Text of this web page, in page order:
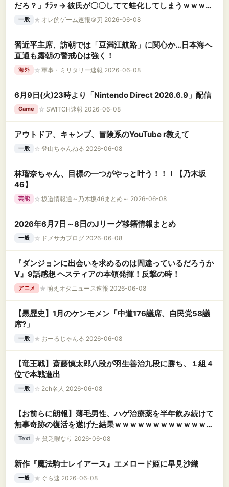
だろ？」ﾁﾗｯ → 彼氏が〇〇してて蛙化してしまうｗｗｗｗ
ｗ
一般 ★ オレ的ゲーム速報＠刃 2026-06-08
習近平主席、訪朝では「豆満江航路」に関心か…日本海へ
直通も露朝の警戒心は強く！
海外 ☆ 軍事・ミリタリー速報 2026-06-08
6月9日(火)23時より「Nintendo Direct 2026.6.9」配信
Game ☆ SWITCH速報 2026-06-08
アウトドア、キャンプ、冒険系のYouTube r教えて
一般 ☆ 登山ちゃんねる 2026-06-08
林瑠奈ちゃん、目標の一つがやっと叶う！！！【乃木坂
46】
芸能 ☆ 坂道情報通～乃木坂46まとめ～ 2026-06-08
2026年6月7日～8日のJリーグ移籍情報まとめ
一般 ☆ ドメサカブログ 2026-06-08
『ダンジョンに出会いを求めるのは間違っているだろうか
Ⅴ』9話感想 ヘスティアの本領発揮！反撃の時！
アニメ ★ 萌えオタニュース速報 2026-06-08
【黒歴史】1月のケンモメン「中道176議席、自民党58議
席?」
一般 ★ おーるじゃんる 2026-06-08
【竜王戦】斎藤慎太郎八段が羽生善治九段に勝ち、１組４
位で本戦進出
一般 ☆ 2ch名人 2026-06-08
【お前らに朗報】薄毛男性、ハゲ治療薬を半年飲み続けて
無事奇跡の復活を遂げた結果ｗｗｗｗｗｗｗｗｗｗｗｗｗ
ｗ
Text ★ 貧乏暇なり 2026-06-08
新作『魔法騎士レイアース』エメロード姫に早見沙織
一般 ★ ぐら速 2026-06-08